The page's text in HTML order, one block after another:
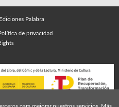
Palabra
de privacidad